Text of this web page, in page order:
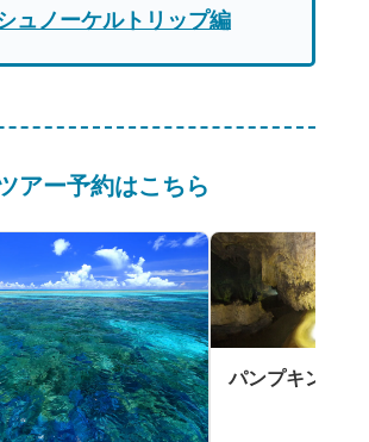
ュノーケルトリップ編
アー予約はこちら
パンプキン鍾乳